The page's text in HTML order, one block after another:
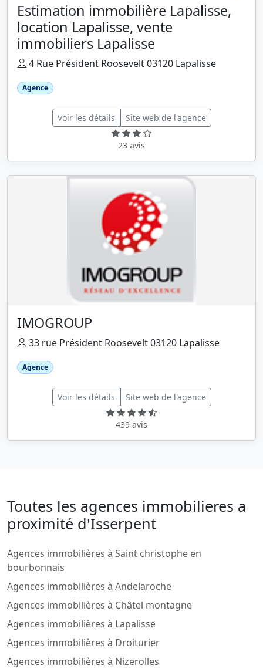
Estimation immobilière Lapalisse,
location Lapalisse, vente
immobiliers Lapalisse
4 Rue Président Roosevelt 03120 Lapalisse
Agence
Voir les détails Site web de l'agence
23 avis
IMOGROUP
33 rue Président Roosevelt 03120 Lapalisse
Agence
Voir les détails Site web de l'agence
439 avis
Toutes les agences immobilieres a
proximité d'Isserpent
Agences immobilières à Saint christophe en
bourbonnais
Agences immobilières à Andelaroche
Agences immobilières à Châtel montagne
Agences immobilières à Lapalisse
Agences immobilières à Droiturier
Agences immobilières à Nizerolles